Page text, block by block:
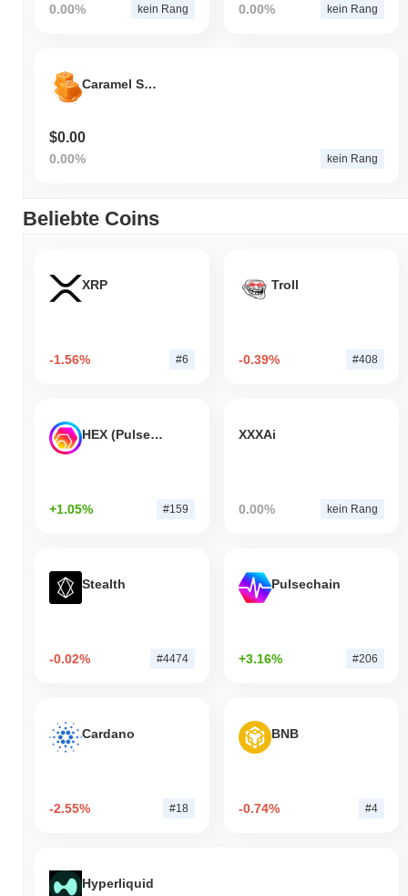
0.00% kein Rang 0.00% kein Rang
Caramel Swap
$0.00
0.00% kein Rang
Beliebte Coins
XRP
-1.56% #6
Troll
-0.39% #408
HEX (Pulsechain)
+1.05% #159
XXXAi
0.00% kein Rang
Stealth
-0.02% #4474
Pulsechain
+3.16% #206
Cardano
-2.55% #18
BNB
-0.74% #4
Hyperliquid